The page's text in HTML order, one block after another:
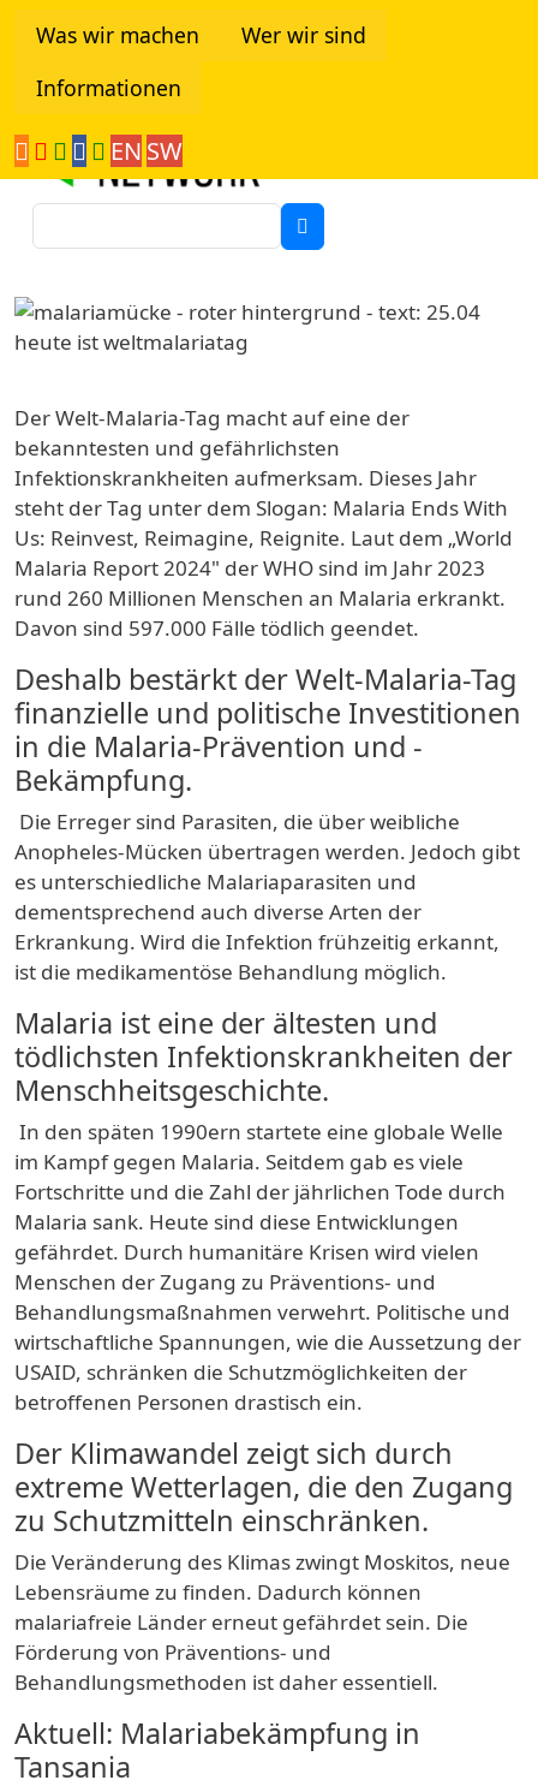
Was wir machen
Wer wir sind
Informationen
EN SW
Image
Der Welt-Malaria-Tag macht auf eine der
bekanntesten und gefährlichsten
Infektionskrankheiten aufmerksam. Dieses Jahr
steht der Tag unter dem Slogan: Malaria Ends With
Us: Reinvest, Reimagine, Reignite. Laut dem „World
Malaria Report 2024" der WHO sind im Jahr 2023
rund 260 Millionen Menschen an Malaria erkrankt.
Davon sind 597.000 Fälle tödlich geendet.
Deshalb bestärkt der Welt-Malaria-Tag
finanzielle und politische Investitionen
in die Malaria-Prävention und -
Bekämpfung.
Die Erreger sind Parasiten, die überweibliche
Anopheles-Mücken übertragen werden. Jedoch gibt
es unterschiedliche Malariaparasiten und
dementsprechend auch diverse Arten der
Erkrankung. Wird die Infektion frühzeitig erkannt,
ist die medikamentöse Behandlung möglich.
Malaria ist eine der ältesten und
tödlichsten Infektionskrankheiten der
Menschheitsgeschichte.
In den späten 1990ern startete eine globale Welle
im Kampf gegen Malaria. Seitdem gab es viele
Fortschritte und die Zahl der jährlichen Tode durch
Malaria sank. Heute sind diese Entwicklungen
gefährdet. Durch humanitäre Krisen wird vielen
Menschen der Zugang zu Präventions- und
Behandlungsmaßnahmen verwehrt. Politische und
wirtschaftliche Spannungen, wie die Aussetzung der
USAID, schränken die Schutzmöglichkeiten der
betroffenen Personen drastisch ein.
Der Klimawandel zeigt sich durch
extreme Wetterlagen, die den Zugang
zu Schutzmitteln einschränken.
Die Veränderung des Klimas zwingt Moskitos, neue
Lebensräume zu finden. Dadurch können
malariafreie Länder erneut gefährdet sein. Die
Förderung von Präventions- und
Behandlungsmethoden ist daher essentiell.
Aktuell: Malariabekämpfung in
Tansania